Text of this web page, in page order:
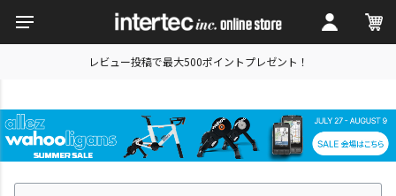
レビュー投稿で最大500ポイントプレゼント！